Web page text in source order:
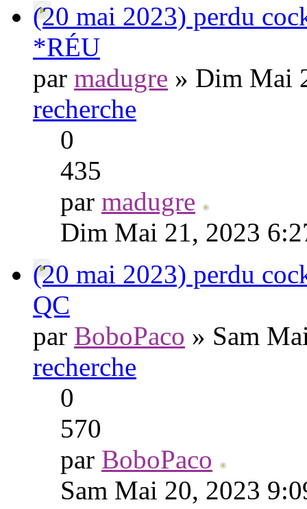
(20 mai 2023) perdu
*RÉU
par madugre » Dim Mai
recherche
0
435
par madugre
Dim Mai 21, 2023
(20 mai 2023) perdu
QC
par BoboPaco » Sam
recherche
0
570
par BoboPaco
Sam Mai 20, 2023